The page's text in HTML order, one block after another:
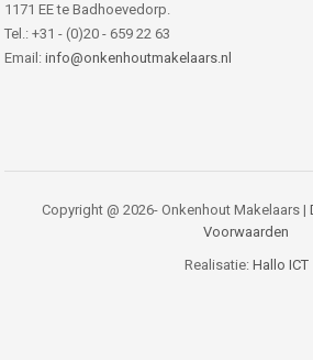
1171 EE te Badhoevedorp.
Tel.: +31 - (0)20 - 659 22 63
Email: info@onkenhoutmakelaars.nl
Copyright @ 2026- Onkenhout Makelaars |
Voorwaarden
Realisatie: Hallo ICT